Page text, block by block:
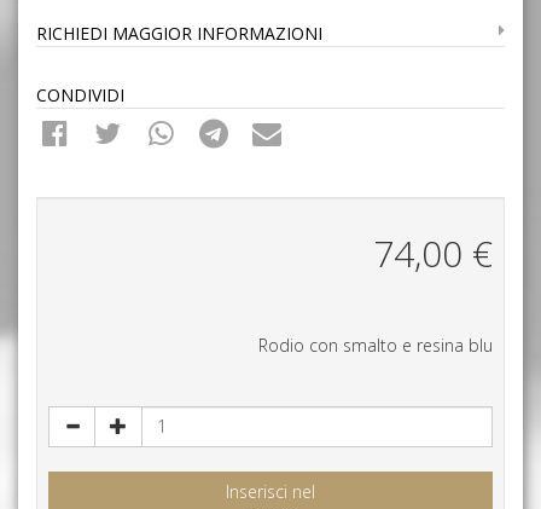
RICHIEDI MAGGIOR INFORMAZIONI
CONDIVIDI
74,00 €
Rodio con smalto e resina blu
Inserisci nel